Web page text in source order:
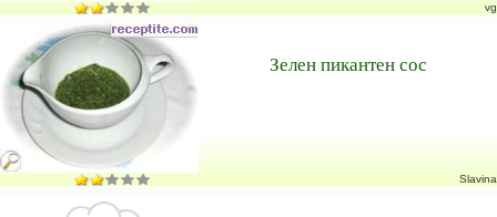
vg
Зелен пикантен сос
Slavina